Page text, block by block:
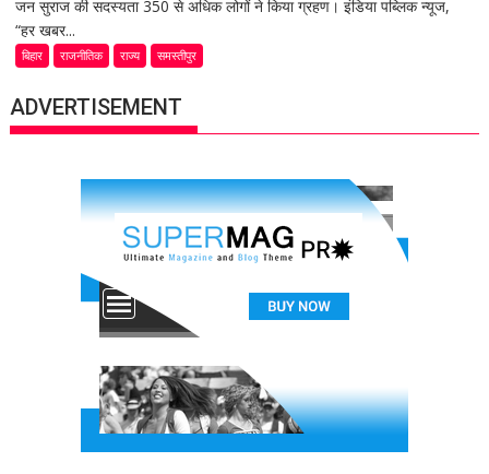
जन सुराज की सदस्यता 350 से अधिक लोगों ने किया ग्रहण। इंडिया पब्लिक न्यूज,
“हर खबर...
बिहार राजनीतिक राज्य समस्तीपुर
ADVERTISEMENT